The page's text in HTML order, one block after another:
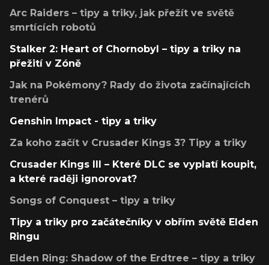
Arc Raiders – tipy a triky, jak přežít ve světě
smrtících robotů
Stalker 2: Heart of Chornobyl – tipy a triky na
přežití v Zóně
Jak na Pokémony? Rady do života začínajících
trenérů
Genshin Impact - tipy a triky
Za koho začít v Crusader Kings 3? Tipy a triky
Crusader Kings III – Které DLC se vyplatí koupit,
a které raději ignorovat?
Songs of Conquest – tipy a triky
Tipy a triky pro začátečníky v obřím světě Elden
Ringu
Elden Ring: Shadow of the Erdtree – tipy a triky